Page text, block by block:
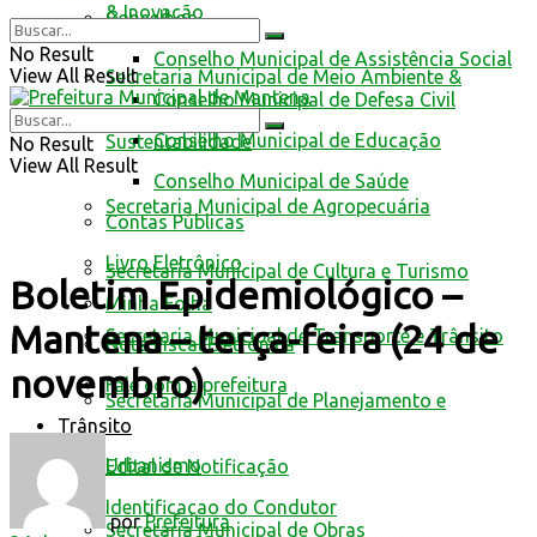
Conselhos
Conselho Municipal de Assistência Social
Conselho Municipal de Defesa Civil
Conselho Municipal de Educação
Conselho Municipal de Saúde
Contas Públicas
Livro Eletrônico
Minha Folha
Nota Fiscal Eletrônica
Fale com a prefeitura
Trânsito
Edital de Notificação
Identificacao do Condutor
& Inovação
Secretaria Municipal de Meio Ambiente &
Sustentabilidade
Secretaria Municipal de Agropecuária
Secretaria Municipal de Cultura e Turismo
Secretaria Municipal de Transporte e Trânsito
Secretaria Municipal de Planejamento e
Urbanismo
Secretaria Municipal de Obras
No Result
View All Result
No Result
View All Result
Boletim Epidemiológico –
Mantena – terça-feira (24 de
novembro)
por Prefeitura